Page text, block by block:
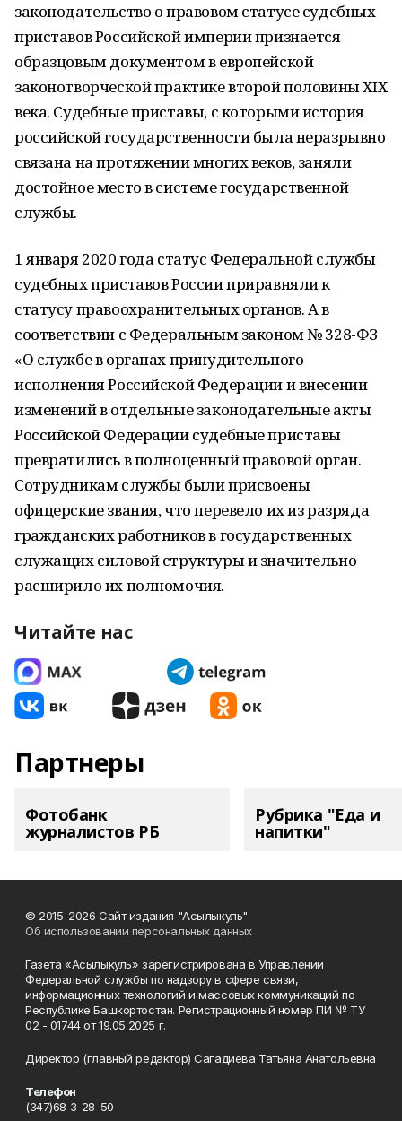
законодательство о правовом статусе судебных
приставов Российской империи признается
образцовым документом в европейской
законотворческой практике второй половины XIX
века. Судебные приставы, с которыми история
российской государственности была неразрывно
связана на протяжении многих веков, заняли
достойное место в системе государственной
службы.
1 января 2020 года статус Федеральной службы
судебных приставов России приравняли к
статусу правоохранительных органов. А в
соответствии с Федеральным законом № 328-ФЗ
«О службе в органах принудительного
исполнения Российской Федерации и внесении
изменений в отдельные законодательные акты
Российской Федерации судебные приставы
превратились в полноценный правовой орган.
Сотрудникам службы были присвоены
офицерские звания, что перевело их из разряда
гражданских работников в государственных
служащих силовой структуры и значительно
расширило их полномочия.
Читайте нас
Партнеры
Фотобанк
журналистов РБ
Рубрика "Еда и
напитки"
© 2015-2026 Сайт издания "Асылыкуль"
Об использовании персональных данных
Газета «Асылыкуль» зарегистрирована в Управлении
Федеральной службы по надзору в сфере связи,
информационных технологий и массовых коммуникаций по
Республике Башкортостан. Регистрационный номер ПИ № ТУ
02 - 01744 от 19.05.2025 г.
Директор (главный редактор) Сагадиева Татьяна Анатольевна
Телефон
(347)68 3-28-50